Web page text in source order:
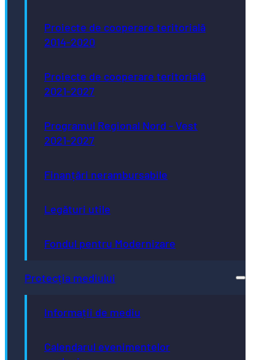
Proiecte de cooperare teritorială
2014-2020
Proiecte de cooperare teritorială
2021-2027
Programul Regional Nord - Vest
2021-2027
Finanțări nerambursabile
Legături utile
Fondul pentru Modernizare
Protecția mediului
Informații de mediu
Calendarul evenimentelor